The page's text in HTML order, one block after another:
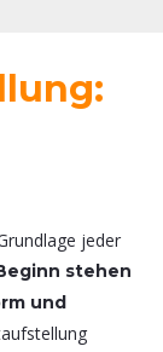
jeder
stehen
und